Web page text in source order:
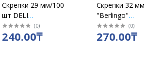
Скрепки 29 мм/100
шт DELI
никелированные
0018 / у 10 пач
(0)
240.00₸
Скрепки 32 мм
"Berlingo"
треугольные с
отогнутым носиком
(0)
270.00₸